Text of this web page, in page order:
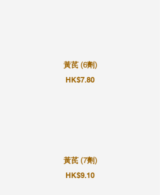
黃芪 (6劑)
HK$7.80
黃芪 (7劑)
HK$9.10